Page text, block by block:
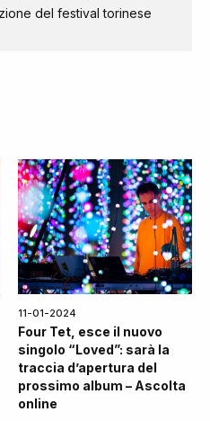
del festival torinese
11-01-2024
Four Tet, esce il nuovo
singolo “Loved”: sarà la
traccia d’apertura del
prossimo album – Ascolta
online